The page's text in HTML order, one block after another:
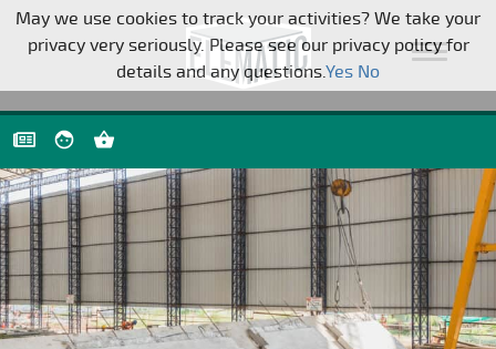
Pular a navegação
May we use cookies to track your activities? We take your
privacy very seriously. Please see our privacy policy for
details and any questions.Yes No